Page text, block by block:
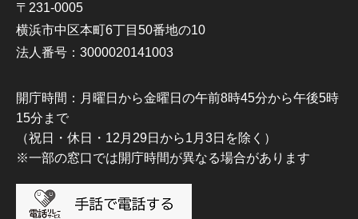
〒231-0005
横浜市中区本町6丁目50番地の10
法人番号：3000020141003
開庁時間：月曜日から金曜日の午前8時45分から午後5時
15分まで
（祝日・休日・12月29日から1月3日を除く）
※一部の窓口では開庁時間が異なる場合があります